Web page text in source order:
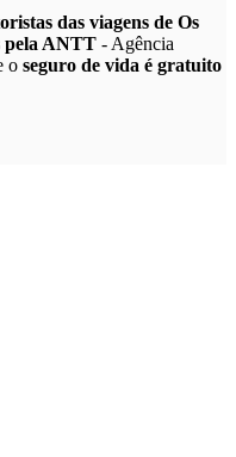
das viagens de Os
pela ANTT - Agência
o seguro de vida é gratuito